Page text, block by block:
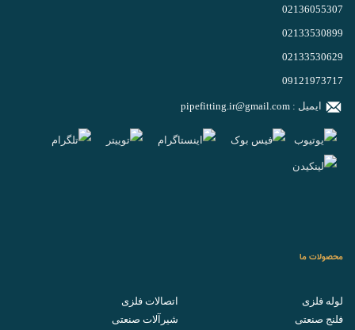
02136055307
02133530899
02133530629
09121973717
ایمیل : pipefitting.ir@gmail.com
محصولات ما
لوله فلزی
اتصالات فلزی
فلنج صنعتی
شیرآلات صنعتی